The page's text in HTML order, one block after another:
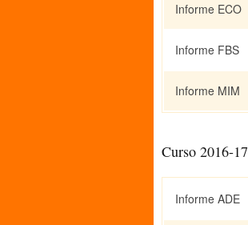
Informe ECO
Informe FBS
Informe MIM
Curso 2016-17
Informe ADE